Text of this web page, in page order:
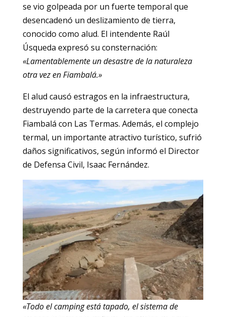
se vio golpeada por un fuerte temporal que
desencadenó un deslizamiento de tierra,
conocido como alud. El intendente Raúl
Úsqueda expresó su consternación:
«Lamentablemente un desastre de la naturaleza
otra vez en Fiambalá.»
El alud causó estragos en la infraestructura,
destruyendo parte de la carretera que conecta
Fiambalá con Las Termas. Además, el complejo
termal, un importante atractivo turístico, sufrió
daños significativos, según informó el Director
de Defensa Civil, Isaac Fernández.
«Todo el camping está tapado, el sistema de